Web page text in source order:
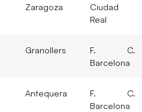
Zaragoza
Ciudad
Real
Granollers
F. C.
Barcelona
Antequera
F. C.
Barcelona